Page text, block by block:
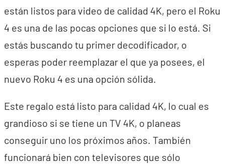
están listos para video de calidad 4K, pero el Roku
4 es una de las pocas opciones que si lo está. Si
estás buscando tu primer decodificador, o
esperas poder reemplazar el que ya posees, el
nuevo Roku 4 es una opción sólida.
Este regalo está listo para calidad 4K, lo cual es
grandioso si se tiene un TV 4K, o planeas
conseguir uno los próximos años. También
funcionará bien con televisores que sólo